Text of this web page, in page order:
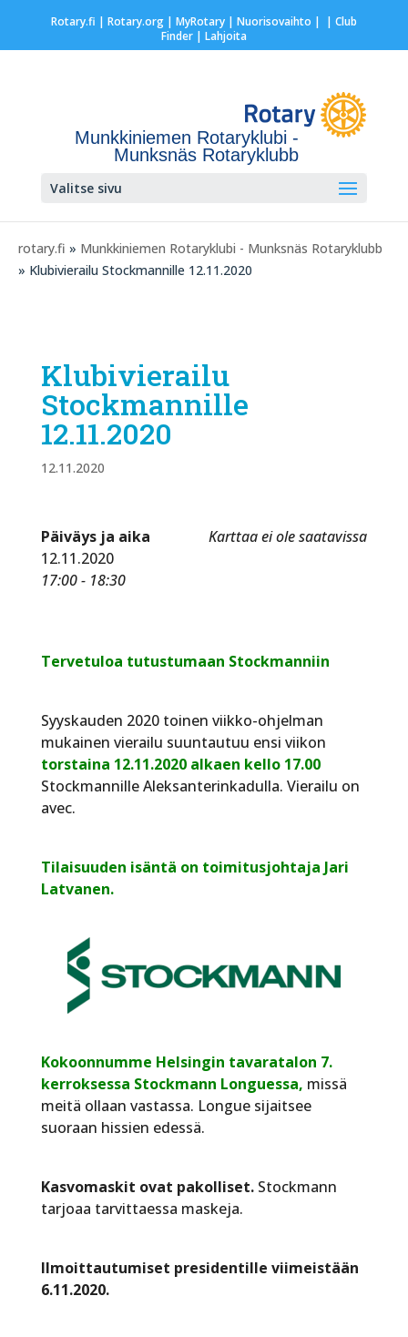
Rotary.fi | Rotary.org| MyRotary | Nuorisovaihto | | Club
Finder| Lahjoita
Munkkiniemen Rotaryklubi -
Munksnäs Rotaryklubb
Valitse sivu
rotary.fi » Munkkiniemen Rotaryklubi - Munksnäs Rotaryklubb
» Klubivierailu Stockmannille 12.11.2020
Klubivierailu
Stockmannille
12.11.2020
12.11.2020
Karttaa ei ole saatavissa
Päiväys ja aika
12.11.2020
17:00 - 18:30
Tervetuloa tutustumaan Stockmanniin
Syyskauden 2020 toinen viikko-ohjelman
mukainen vierailu suuntautuu ensi viikon
torstaina 12.11.2020 alkaen kello 17.00
Stockmannille Aleksanterinkadulla. Vierailu on
avec.
Tilaisuuden isäntä on toimitusjohtaja Jari
Latvanen.
Kokoonnumme Helsingin tavaratalon 7.
kerroksessa Stockmann Longuessa, missä
meitä ollaan vastassa. Longue sijaitsee
suoraan hissien edessä.
Kasvomaskit ovat pakolliset.Stockmann
tarjoaa tarvittaessa maskeja.
Ilmoittautumiset presidentille viimeistään
6.11.2020.